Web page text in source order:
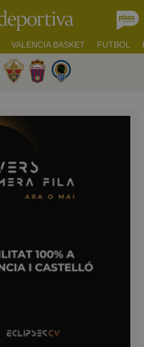
VALENCIA BASKET FUTBOL